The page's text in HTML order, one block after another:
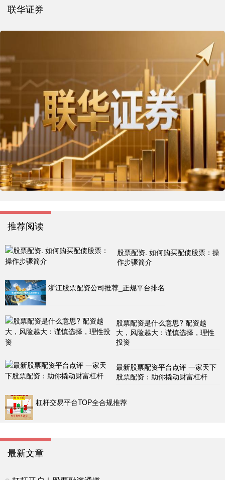
联华证券
推荐阅读
股票配资. 如何购买配债股票：操
作步骤简介
浙江股票配资公司推荐_正规平台排名
股票配资是什么意思? 配资越
大，风险越大：谨慎选择，理性
投资
最新股票配资平台点评 一家天下
股票配资：助你撬动财富杠杆
杠杆交易平台TOP全合规推荐
最新文章